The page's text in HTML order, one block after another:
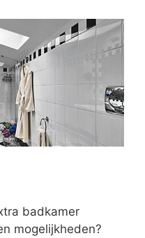
badkamer
mogelijkheden?